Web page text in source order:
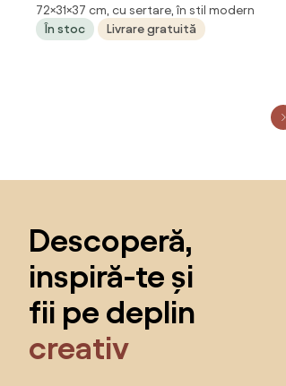
cu rotatie de 360 ° (2 cu frane), pentru
Birou sau Studio Alba si Lemn
72×31×37 cm, cu sertare, în stil modern
În stoc
Livrare gratuită
Descoperă,
inspiră-te și
fii pe deplin
creativ